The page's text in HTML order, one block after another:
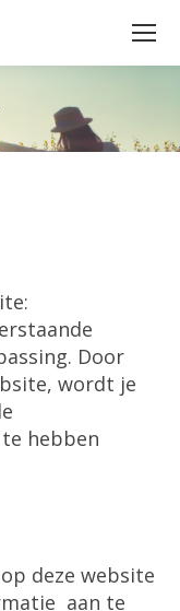
Door
wordt je
hebben
deze website
aan te